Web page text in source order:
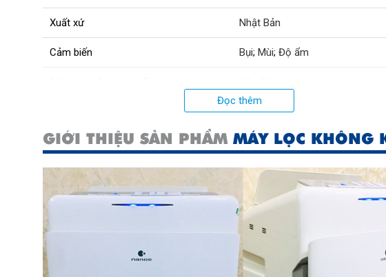
Xuất xứ Nhật Bản
Cảm biến Bụi; Mùi; Độ ẩm
Nanoe
Diện tích bù ẩm (m2) 28
Nguồn điện (V) 100 - 240
Đọc thêm
GIỚI THIỆU SẢN PHẨM MÁY LỌC KHÔNG